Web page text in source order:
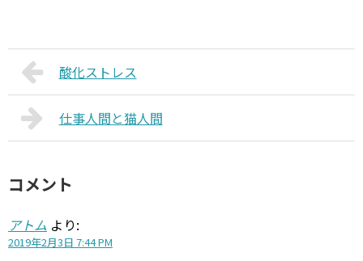
酸化ストレス
仕事人間と猫人間
コメント
アトム より:
2019年2月3日 7:44 PM